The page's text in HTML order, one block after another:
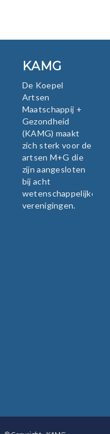
KAMG
De Koepel
Artsen
Maatschappij +
Gezondheid
(KAMG) maakt
zich sterk voor de
artsen M+G die
zijn aangesloten
bij acht
wetenschappelijke
verenigingen.